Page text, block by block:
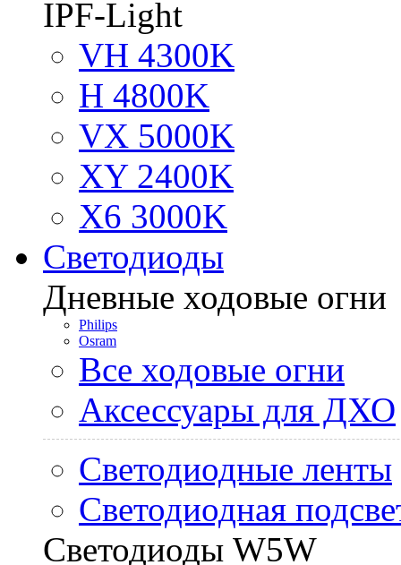
IPF-Light
VH 4300K
H 4800K
VX 5000K
XY 2400K
X6 3000K
Светодиоды
Дневные ходовые огни
Philips
Osram
Все ходовые огни
Аксессуары для ДХО
Светодиодные ленты
Светодиодная
Светодиоды W5W